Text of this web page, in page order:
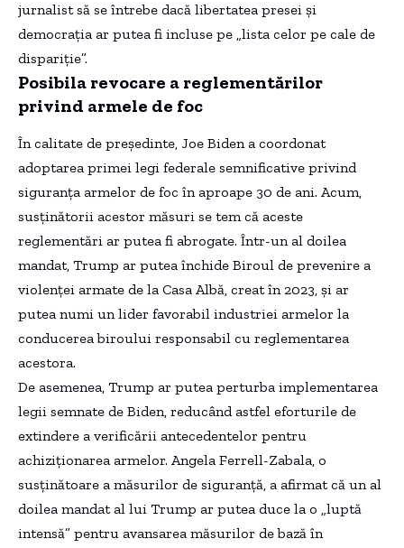
jurnalist să se întrebe dacă libertatea presei și
democrația ar putea fi incluse pe „lista celor pe cale de
dispariție”.
Posibila revocare a reglementărilor
privind armele de foc
În calitate de președinte, Joe Biden a coordonat
adoptarea primei legi federale semnificative privind
siguranța armelor de foc în aproape 30 de ani. Acum,
susținătorii acestor măsuri se tem că aceste
reglementări ar putea fi abrogate. Într-un al doilea
mandat, Trump ar putea închide Biroul de prevenire a
violenței armate de la Casa Albă, creat în 2023, și ar
putea numi un lider favorabil industriei armelor la
conducerea biroului responsabil cu reglementarea
acestora.
De asemenea, Trump ar putea perturba implementarea
legii semnate de Biden, reducând astfel eforturile de
extindere a verificării antecedentelor pentru
achiziționarea armelor. Angela Ferrell-Zabala, o
susținătoare a măsurilor de siguranță, a afirmat că un al
doilea mandat al lui Trump ar putea duce la o „luptă
intensă” pentru avansarea măsurilor de bază în